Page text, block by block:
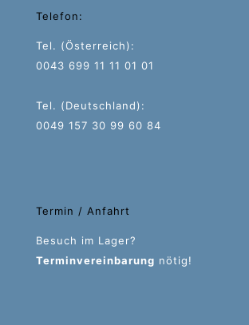
Telefon:
Tel. (Österreich):
0043 699 11 11 01 01
Tel. (Deutschland):
0049 157 30 99 60 84
Termin / Anfahrt
Besuch im Lager?
Terminvereinbarung nötig!